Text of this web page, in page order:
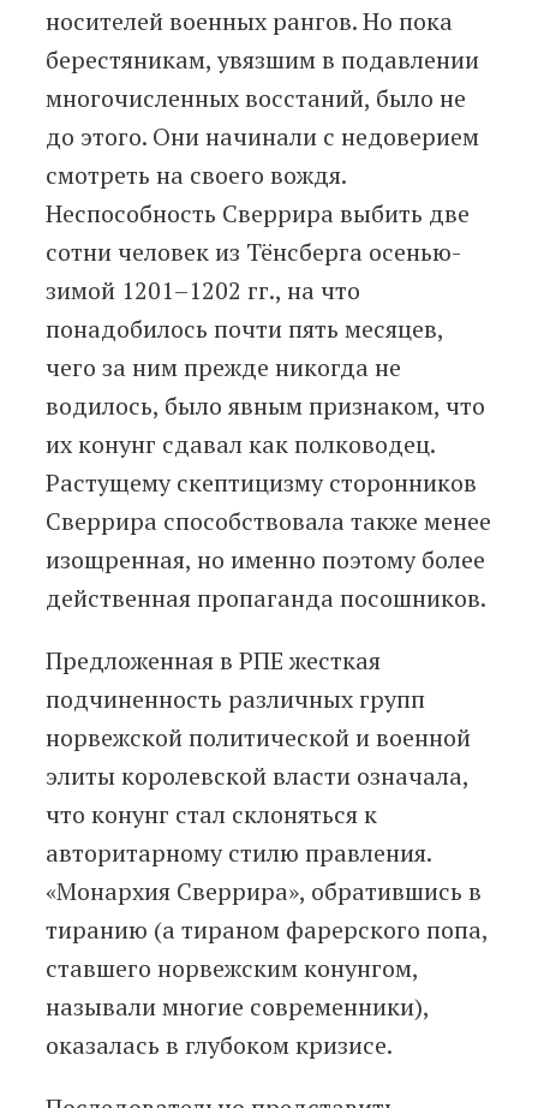
носителей военных рангов. Но пока
берестяникам, увязшим в подавлении
многочисленных восстаний, было не
до этого. Они начинали с недоверием
смотреть на своего вождя.
Неспособность Сверрира выбить две
сотни человек из Тёнсберга осенью-
зимой 1201–1202 гг., на что
понадобилось почти пять месяцев,
чего за ним прежде никогда не
водилось, было явным признаком, что
их конунг сдавал как полководец.
Растущему скептицизму сторонников
Сверрира способствовала также менее
изощренная, но именно поэтому более
действенная пропаганда посошников.
Предложенная в РПЕ жесткая
подчиненность различных групп
норвежской политической и военной
элиты королевской власти означала,
что конунг стал склоняться к
авторитарному стилю правления.
«Монархия Сверрира», обратившись в
тиранию (а тираном фарерского попа,
ставшего норвежским конунгом,
называли многие современники),
оказалась в глубоком кризисе.